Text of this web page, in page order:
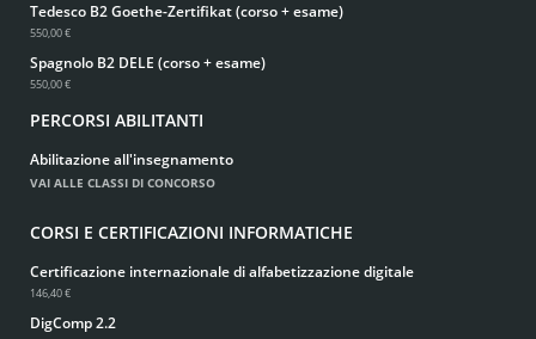
Tedesco B2 Goethe-Zertifikat (corso + esame)
550,00 €
Spagnolo B2 DELE (corso + esame)
550,00 €
PERCORSI ABILITANTI
Abilitazione all'insegnamento
VAI ALLE CLASSI DI CONCORSO
CORSI E CERTIFICAZIONI INFORMATICHE
Certificazione internazionale di alfabetizzazione digitale
146,40 €
DigComp 2.2